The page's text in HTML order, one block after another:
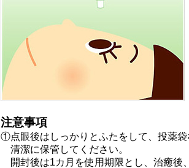
注意事項
①点眼後はしっかりとふたをして、投薬袋
清潔に保管してください。
開封後は1カ月を使用期限とし、治癒後